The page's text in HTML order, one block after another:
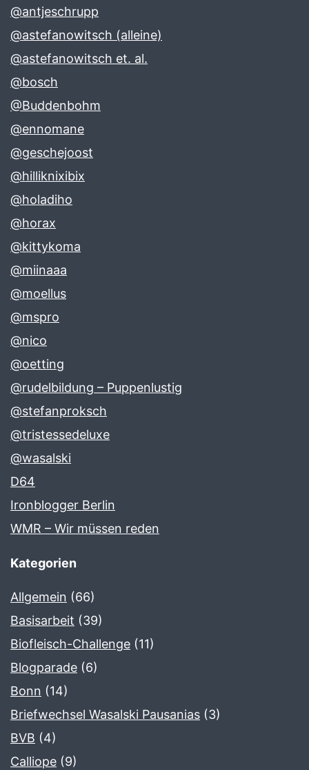
@antjeschrupp
@astefanowitsch (alleine)
@astefanowitsch et. al.
@bosch
@Buddenbohm
@ennomane
@geschejoost
@hilliknixibix
@holadiho
@horax
@kittykoma
@miinaaa
@moellus
@mspro
@nico
@oetting
@rudelbildung – Puppenlustig
@stefanproksch
@tristessedeluxe
@wasalski
D64
Ironblogger Berlin
WMR – Wir müssen reden
Kategorien
Allgemein (66)
Basisarbeit (39)
Biofleisch-Challenge (11)
Blogparade (6)
Bonn (14)
Briefwechsel Wasalski Pausanias (3)
BVB (4)
Calliope (9)